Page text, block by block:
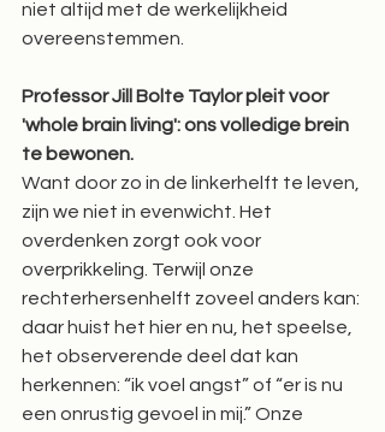
niet altijd met de werkelijkheid
overeenstemmen.
Professor Jill Bolte Taylor pleit voor
'whole brain living': ons volledige brein
te bewonen.
Want door zo in de linkerhelft te leven,
zijn we niet in evenwicht. Het
overdenken zorgt ook voor
overprikkeling. Terwijl onze
rechterhersenhelft zoveel anders kan:
daar huist het hier en nu, het speelse,
het observerende deel dat kan
herkennen: “ik voel angst” of “er is nu
een onrustig gevoel in mij.” Onze